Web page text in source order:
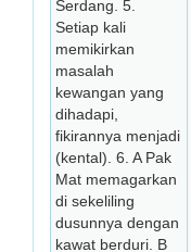
Serdang. 5.
Setiap kali
memikirkan
masalah
kewangan yang
dihadapi,
fikirannya menjadi
(kental). 6. A Pak
Mat memagarkan
di sekeliling
dusunnya dengan
kawat berduri. B